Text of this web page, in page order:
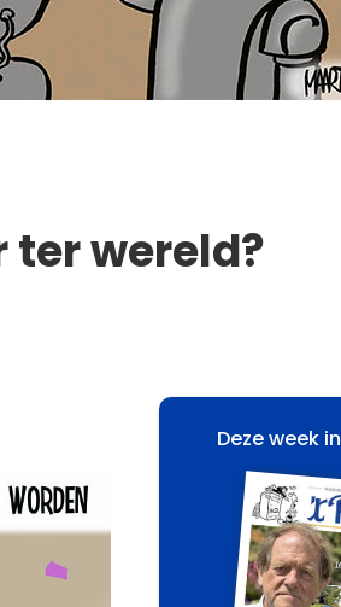
ter wereld?
Deze week in